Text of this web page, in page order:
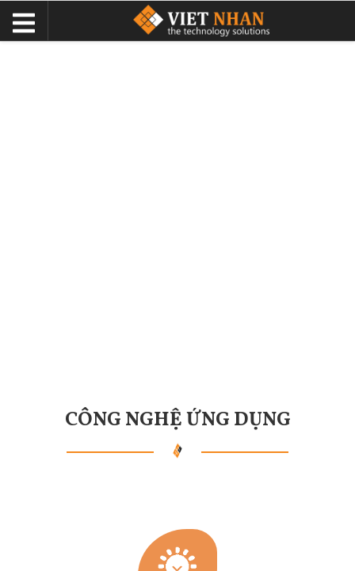
CÔNG NGHỆ ỨNG DỤNG